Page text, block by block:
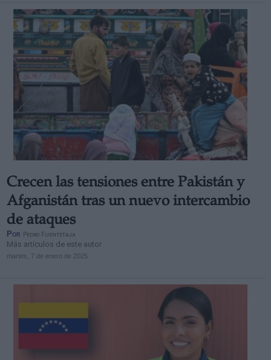
Crecen las tensiones entre Pakistán y
Afganistán tras un nuevo intercambio
de ataques
Por Pedro Fuentetaja
Más artículos de este autor
martes, 7 de enero de 2025